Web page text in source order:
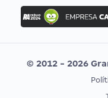
Concurso Ibama
Concurso MPU
Editais publicados
CONCURSOS POR
© 2012 - 2026